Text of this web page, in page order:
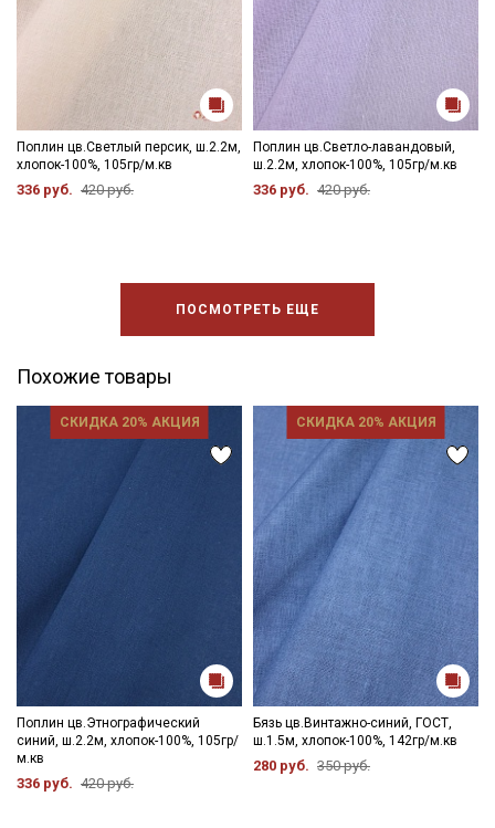
Поплин цв.Светлый персик, ш.2.2м,
хлопок-100%, 105гр/м.кв
336 руб. 420 руб.
Поплин цв.Светло-лавандовый,
ш.2.2м, хлопок-100%, 105гр/м.кв
336 руб. 420 руб.
ПОСМОТРЕТЬ ЕЩЕ
Похожие товары
СКИДКА 20% АКЦИЯ
Поплин цв.Этнографический
синий, ш.2.2м, хлопок-100%, 105гр/
м.кв
336 руб. 420 руб.
СКИДКА 20% АКЦИЯ
Бязь цв.Винтажно-синий, ГОСТ,
ш.1.5м, хлопок-100%, 142гр/м.кв
280 руб. 350 руб.
Подписаться
Ознакомлен(а) сПолитикой обработки персональных
данныхи даюСогласие на обработку персональных